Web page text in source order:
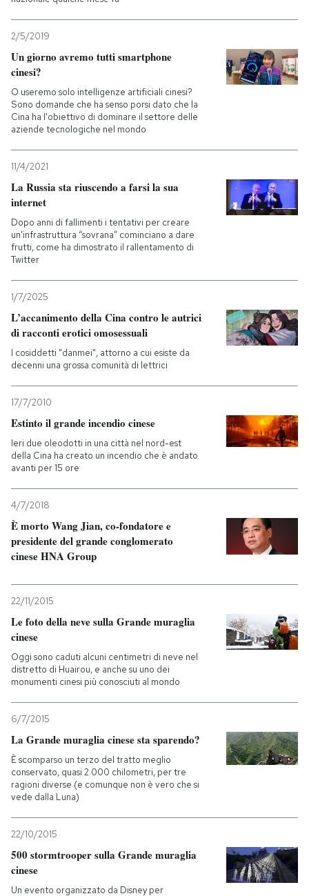
2/5/2019
Un giorno avremo tutti smartphone
cinesi?
O useremo solo intelligenze artificiali cinesi?
Sono domande che ha senso porsi dato che la
Cina ha l'obiettivo di dominare il settore delle
aziende tecnologiche nel mondo
11/4/2021
La Russia sta riuscendo a farsi la sua
internet
Dopo anni di fallimenti i tentativi per creare
un'infrastruttura “sovrana” cominciano a dare
frutti, come ha dimostrato il rallentamento di
Twitter
1/7/2025
L’accanimento della Cina contro le autrici
di racconti erotici omosessuali
I cosiddetti "danmei", attorno a cui esiste da
decenni una grossa comunità di lettrici
17/7/2010
Estinto il grande incendio cinese
Ieri due oleodotti in una città nel nord-est
della Cina ha creato un incendio che è andato
avanti per 15 ore
4/7/2018
È morto Wang Jian, co-fondatore e
presidente del grande conglomerato
cinese HNA Group
22/11/2015
Le foto della neve sulla Grande muraglia
cinese
Oggi sono caduti alcuni centimetri di neve nel
distretto di Huairou, e anche su uno dei
monumenti cinesi più conosciuti al mondo
6/7/2015
La Grande muraglia cinese sta sparendo?
È scomparso un terzo del tratto meglio
conservato, quasi 2.000 chilometri, per tre
ragioni diverse (e comunque non è vero che si
vede dalla Luna)
22/10/2015
500 stormtrooper sulla Grande muraglia
cinese
Un evento organizzato da Disney per